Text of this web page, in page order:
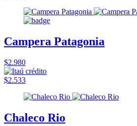
Campera Patagonia
$2.980
$2.533
Chaleco Rio